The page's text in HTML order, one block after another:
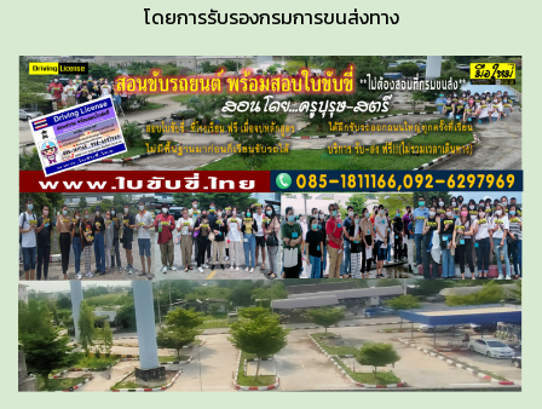
โดยการรับรองกรมการขนส่งทาง